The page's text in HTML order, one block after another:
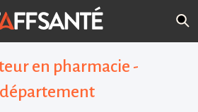
en pharmacie -